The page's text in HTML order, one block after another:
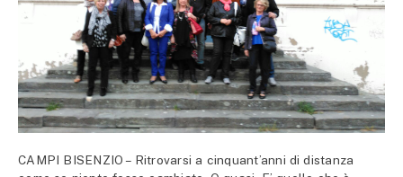
CAMPI BISENZIO – Ritrovarsi a cinquant’anni di distanza